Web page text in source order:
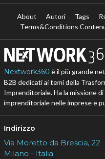
About Autori Tags
Terms&Conditions
Nextwork360 è il più grande
B2B dedicati ai temi della
Imprenditoriale. Ha la missione
imprenditoriale nelle imprese e
Indirizzo
Via Moretto da Brescia, 22
Milano - Italia